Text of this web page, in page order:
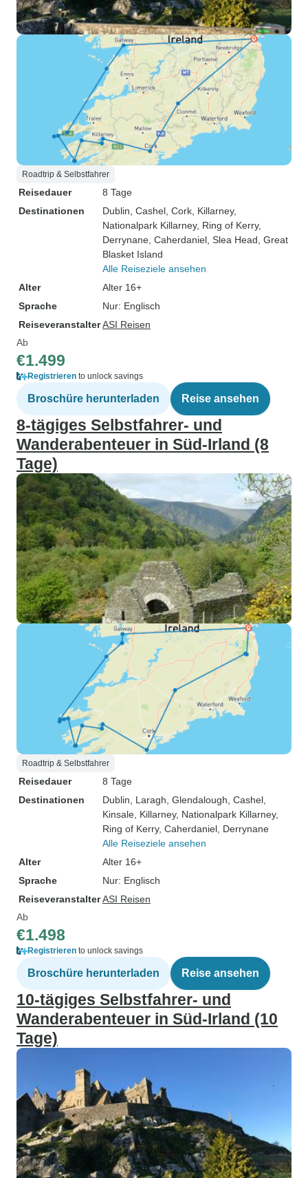
Roadtrip & Selbstfahrer
Reisedauer
8 Tage
Destinationen
Dublin , Cashel , Cork , Killarney,
Nationalpark Killarney, Ring of Kerry,
Derrynane , Caherdaniel , Slea Head , Great
Blasket Island
Alle Reiseziele ansehen
Alter
Alter 16+
Sprache
Nur: Englisch
ReiseveranstalterASI Reisen
Ab
€1.499
Registrieren to unlock savings
Broschüre herunterladen Reise ansehen
8‑tägiges Selbstfahrer- und
Wanderabenteuer in Süd-Irland (8
Tage)
Roadtrip & Selbstfahrer
Reisedauer
8 Tage
Destinationen
Dublin , Laragh , Glendalough , Cashel
Kinsale , Killarney, Nationalpark Killarney,
Ring of Kerry, Caherdaniel , Derrynane
Alle Reiseziele ansehen
Alter
Alter 16+
Sprache
Nur: Englisch
ReiseveranstalterASI Reisen
Ab
€1.498
Registrieren to unlock savings
Broschüre herunterladen Reise ansehen
10‑tägiges Selbstfahrer- und
Wanderabenteuer in Süd-Irland (10
Tage)